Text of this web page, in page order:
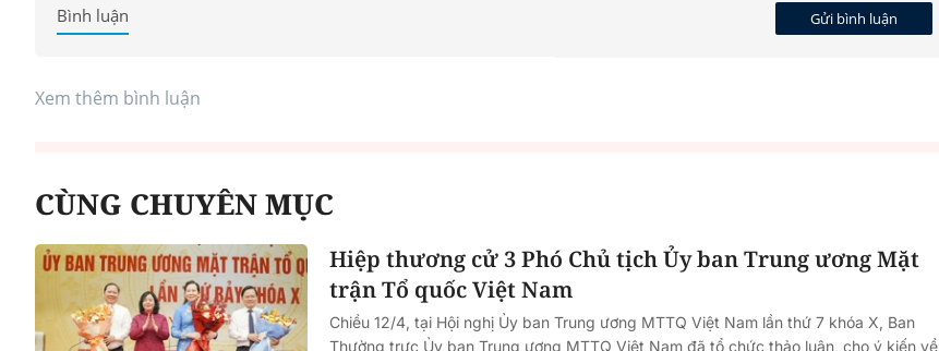
Gửi bình luận
Bình luận
Xem thêm bình luận
CÙNG CHUYÊN MỤC
Hiệp thương cử 3 Phó Chủ tịch Ủy ban Trung ương Mặt
trận Tổ quốc Việt Nam
Chiều 12/4, tại Hội nghị Ủy ban Trung ương MTTQ Việt Nam lần thứ 7 khóa X, Ban
Thường trực Ủy ban Trung ương MTTQ Việt Nam đã tổ chức thảo luận, cho ý kiến về